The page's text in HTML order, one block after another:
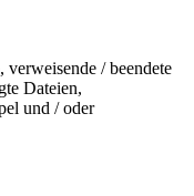
/ beendete
Dateien,
und / oder